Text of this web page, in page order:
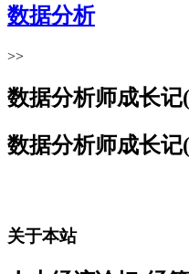
数据分析
>>
数据分析师成长
数据分析师成长
关于本站